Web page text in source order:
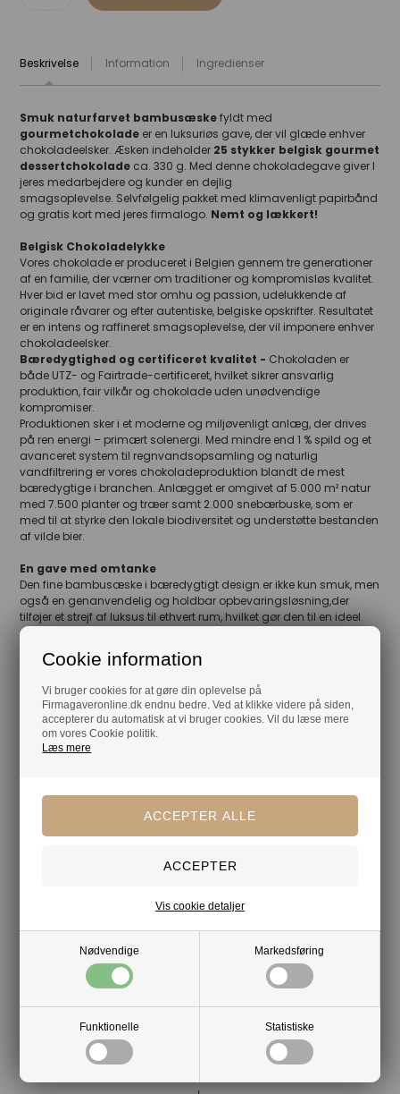
Cookie information
Vi bruger cookies for at gøre din oplevelse på
Firmagaveronline.dk endnu bedre. Ved at klikke videre på siden,
accepterer du automatisk at vi bruger cookies. Vil du læse mere
om vores Cookie politik.
Læs mere
Nødvendige Markedsføring
Funktionelle Statistiske
Vis cookie detaljer
Beskrivelse Information Ingredienser
Smuk naturfarvet bambusæskefyldt med
gourmetchokolade er en luksuriøs gave, der vil glæde enhver
chokoladeelsker. Æsken indeholder 25 stykker belgisk gourmet
dessertchokolade ca. 330 g. Med denne chokoladegave giver I
jeres medarbejdere og kunder en dejlig
smagsoplevelse. Selvfølgelig pakket med klimavenligt papirbånd
og gratis kort med jeres firmalogo. Nemt og lækkert!
Belgisk Chokoladelykke
Vores chokolade er produceret i Belgien gennem tre generationer
af en familie, der værner om traditioner og kompromisløs kvalitet.
Hver bid er lavet med stor omhu og passion, udelukkende af
originale råvarer og efter autentiske, belgiske opskrifter. Resultatet
er en intens og raffineret smagsoplevelse, der vil imponere enhver
chokoladeelsker.
Bæredygtighed og certificeret kvalitet - Chokoladen er
både UTZ- og Fairtrade-certificeret, hvilket sikrer ansvarlig
produktion, fair vilkår og chokolade uden unødvendige
kompromiser.
Produktionen sker i et moderne og miljøvenligt anlæg, der drives
på ren energi – primært solenergi. Med mindre end 1 % spild og et
avanceret system til regnvandsopsamling og naturlig
vandfiltrering er vores chokoladeproduktion blandt de mest
bæredygtige i branchen. Anlægget er omgivet af 5.000 m² natur
med 7.500 planter og træer samt 2.000 snebærbuske, som er
med til at styrke den lokale biodiversitet og understøtte bestanden
af vilde bier.
En gave med omtanke
Den fine bambusæske i bæredygtigt design er ikke kun smuk, men
også en genanvendelig og holdbar opbevaringsløsning,der
tilføjer et strejf af luksus til ethvert rum, hvilket gør den til en ideel
gave til særlige anledninger. Forkæl jeres medarbejdere og
kunder med belgisk gourmetchokolade pakket ind i vores smukke
bambusæske - vælg kvalitet fra øverste hylde og nyd den
Spred julehygge med elegant indpakket
gourmetchokolade!
Mere af samme slags
Bambusæsker
Din tryghed
Lagerførende
Gratis kort med hilsen og firmalogo
Hurtig levering